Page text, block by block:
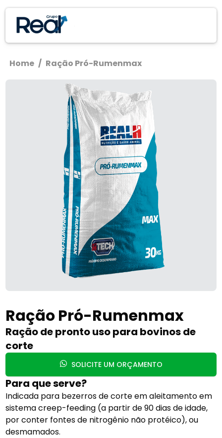
Home / Ração Pró-Rumenmax
Ração Pró-Rumenmax
Ração de pronto uso para bovinos de
corte
SOLICITE UM ORÇAMENTO
Para que serve?
Indicada para bezerros de corte em aleitamento em
sistema creep-feeding (a partir de 90 dias de idade,
por conter fontes de nitrogênio não protéico), ou
desmamados.